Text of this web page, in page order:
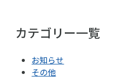
カテゴリー一覧
お知らせ
その他